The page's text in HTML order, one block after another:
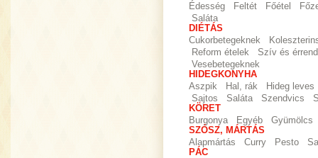
Édesség
Feltét Főétel
Saláta
DIÉTÁS
Cukorbetegeknek
Reform ételek
Szív és
Vesebetegeknek
HIDEGKONYHA
Aszpik
Hal, rák
Hideg leves
Sajtos
Saláta Szendvics
KÖRET
Burgonya
Egyéb
Gyümölcs
SZÓSZ, MÁRTÁS
Alapmártás
Curry Pesto
PÁC